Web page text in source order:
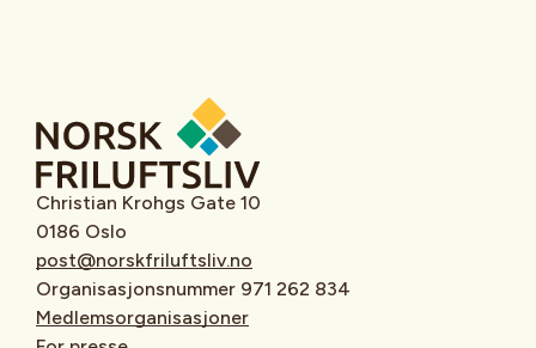
Christian Krohgs Gate 10
0186 Oslo
post@norskfriluftsliv.no
Organisasjonsnummer 971 262 834
Medlemsorganisasjoner